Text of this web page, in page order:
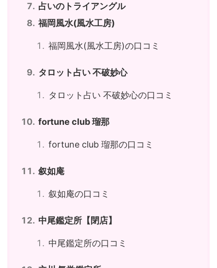
占いのトライアングル
福岡風水(風水工房)
福岡風水(風水工房)の口コミ
タロット占い 不破妙心
タロット占い 不破妙心の口コミ
fortune club 瑠那
fortune club 瑠那の口コミ
叙如庵
叙如庵の口コミ
中尾鑑定所【閉店】
中尾鑑定所の口コミ